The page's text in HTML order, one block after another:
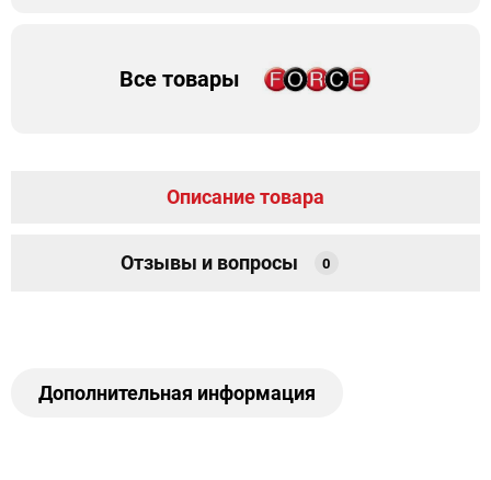
Все товары
Описание товара
Отзывы и вопросы 0
Дополнительная информация